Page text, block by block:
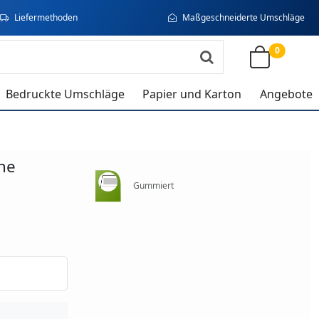
Liefermethoden Maßgeschneiderte Umschläge
0
Bedruckte Umschläge Papier und Karton Angebote
Gummiert